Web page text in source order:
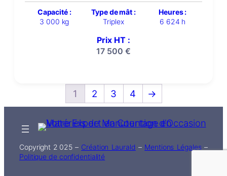
Capacité :
3 000 kg
Type de mât :
Triplex
Heures :
6 624 h
Prix HT :
17 500 €
1 2 3 4 →
Copyright 2 025 – Création Laurald – Mentions Légales–
Politique de confidentialité